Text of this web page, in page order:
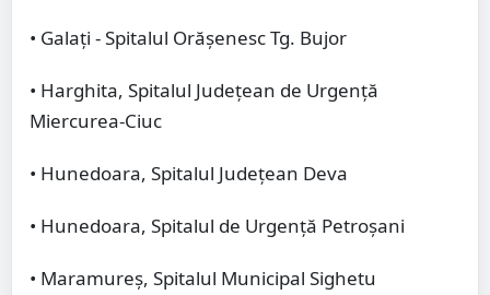
• Galați - Spitalul Orășenesc Tg. Bujor
• Harghita, Spitalul Județean de Urgență
Miercurea-Ciuc
• Hunedoara, Spitalul Județean Deva
• Hunedoara, Spitalul de Urgență Petroșani
• Maramureș, Spitalul Municipal Sighetu